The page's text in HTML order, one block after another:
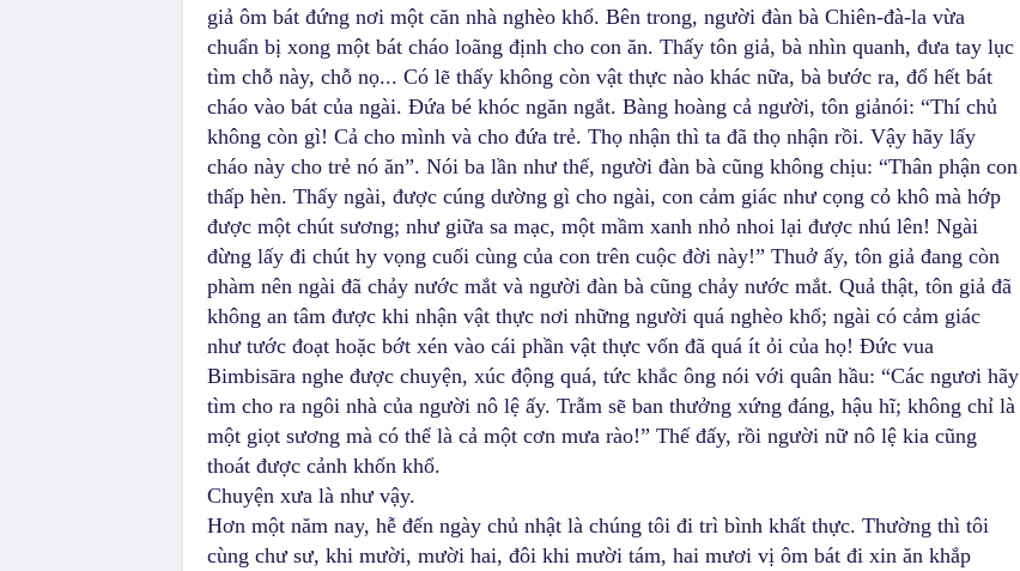
giả ôm bát đứng nơi một căn nhà nghèo khổ. Bên trong, người đàn bà Chiên-đà-la vừa
chuẩn bị xong một bát cháo loãng định cho con ăn. Thấy tôn giả, bà nhìn quanh, đưa tay lục
tìm chỗ này, chỗ nọ... Có lẽ thấy không còn vật thực nào khác nữa, bà bước ra, đổ hết bát
cháo vào bát của ngài. Đứa bé khóc ngăn ngắt. Bàng hoàng cả người, tôn giảnói: “Thí chủ
không còn gì! Cả cho mình và cho đứa trẻ. Thọ nhận thì ta đã thọ nhận rồi. Vậy hãy lấy
cháo này cho trẻ nó ăn”. Nói ba lần như thế, người đàn bà cũng không chịu: “Thân phận con
thấp hèn. Thấy ngài, được cúng dường gì cho ngài, con cảm giác như cọng cỏ khô mà hớp
được một chút sương; như giữa sa mạc, một mầm xanh nhỏ nhoi lại được nhú lên! Ngài
đừng lấy đi chút hy vọng cuối cùng của con trên cuộc đời này!” Thuở ấy, tôn giả đang còn
phàm nên ngài đã chảy nước mắt và người đàn bà cũng chảy nước mắt. Quả thật, tôn giả đã
không an tâm được khi nhận vật thực nơi những người quá nghèo khổ; ngài có cảm giác
như tước đoạt hoặc bớt xén vào cái phần vật thực vốn đã quá ít ỏi của họ! Đức vua
Bimbisāra nghe được chuyện, xúc động quá, tức khắc ông nói với quân hầu: “Các ngươi hãy
tìm cho ra ngôi nhà của người nô lệ ấy. Trẫm sẽ ban thưởng xứng đáng, hậu hĩ; không chỉ là
một giọt sương mà có thể là cả một cơn mưa rào!” Thế đấy, rồi người nữ nô lệ kia cũng
thoát được cảnh khốn khổ.
Chuyện xưa là như vậy.
Hơn một năm nay, hễ đến ngày chủ nhật là chúng tôi đi trì bình khất thực. Thường thì tôi
cùng chư sư, khi mười, mười hai, đôi khi mười tám, hai mươi vị ôm bát đi xin ăn khắp